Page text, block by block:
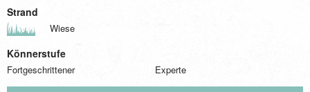
Strand
Wiese
Könnerstufe
Fortgeschrittener Experte